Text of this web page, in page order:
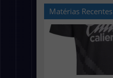
Matérias Recentes